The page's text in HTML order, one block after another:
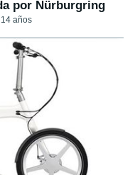
por Nürburgring
años